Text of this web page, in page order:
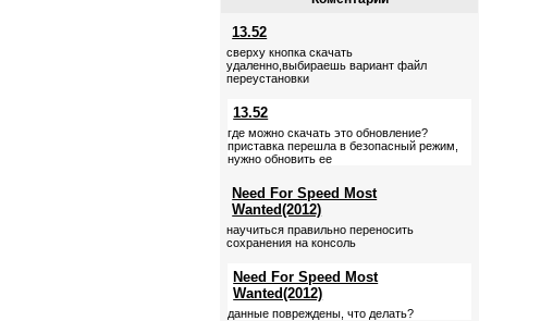
13.52
сверху кнопка скачать
удаленно,выбираешь вариант файл
переустановки
13.52
где можно скачать это обновление?
приставка перешла в безопасный режим,
нужно обновить ее
Need For Speed Most
Wanted(2012)
научиться правильно переносить
сохранения на консоль
Need For Speed Most
Wanted(2012)
данные повреждены, что делать?